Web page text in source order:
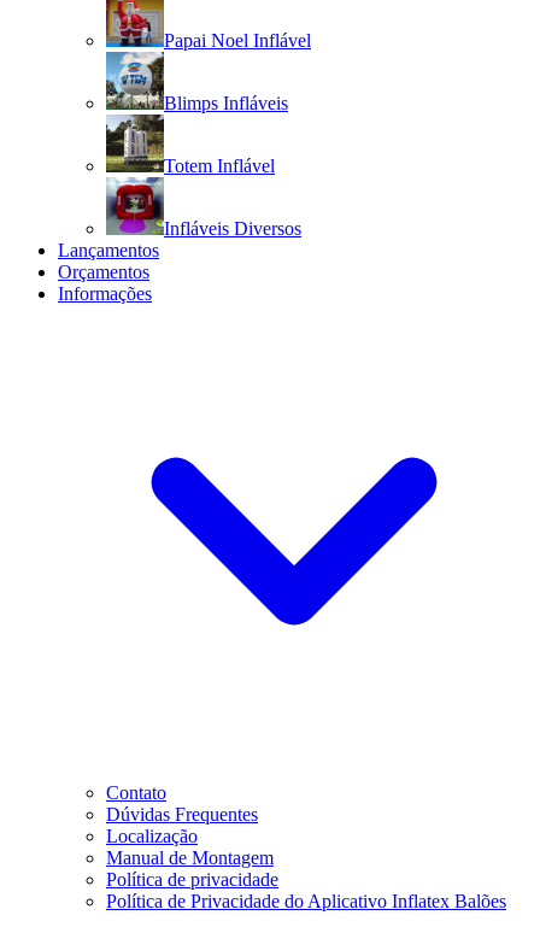
Papai Noel Inflável
Blimps Infláveis
Totem Inflável
Infláveis Diversos
Lançamentos
Orçamentos
Informações
Contato
Dúvidas Frequentes
Localização
Manual de Montagem
Política de privacidade
Política de Privacidade do Aplicativo Inflatex Balões